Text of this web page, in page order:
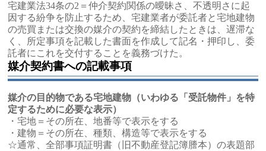
宅建業法34条の2＝仲介契約関係の曖昧さ、不透明さに起
因する紛争を防止するため、宅建業者が委託者と宅地建物
の売買または交換の媒介の契約を締結したときは、遅滞な
く、所定事項を記載した書面を作成して記名・押印し、委
託者にこれを交付することを義務づけた。
媒介契約書への記載事項
媒介の目的物である宅地建物（いわゆる「受託物件」を特
定するために必要な表示）
・宅地＝その所在、地番等で表示をする
・建物＝その所在、種類、構造等で表示をする
☆通常、全部事項証明書（旧不動産登記簿謄本）の表題部